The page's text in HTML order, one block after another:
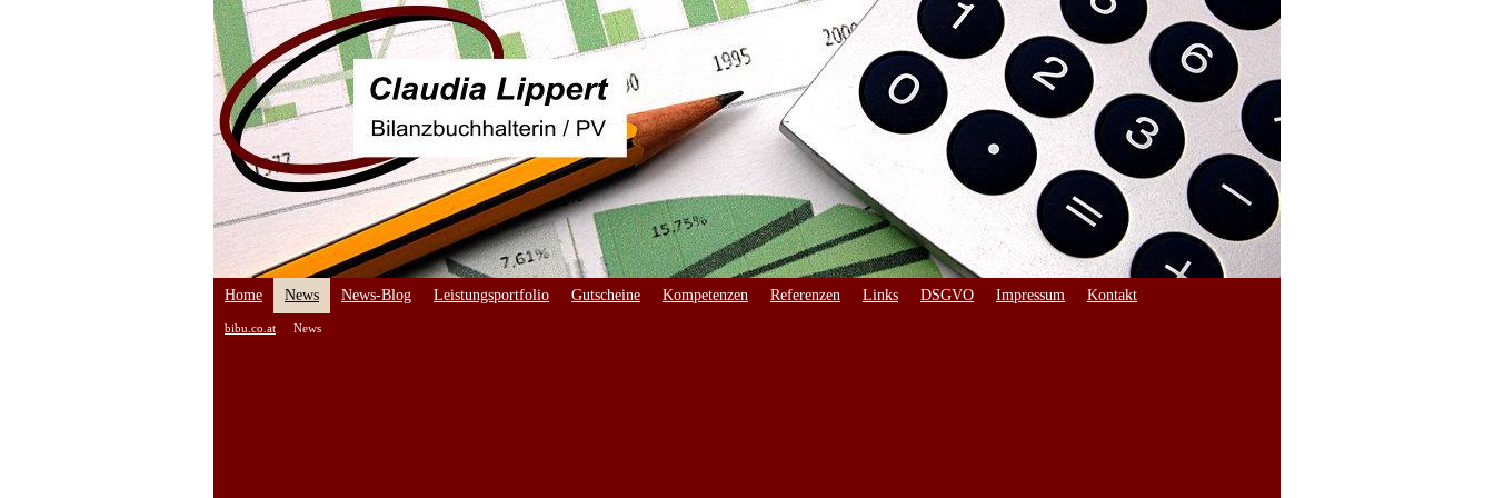
Home News News-Blog Leistungsportfolio Gutscheine Kompetenzen Referenzen Links DSGVO Impressum Kontakt
bibu.co.at News